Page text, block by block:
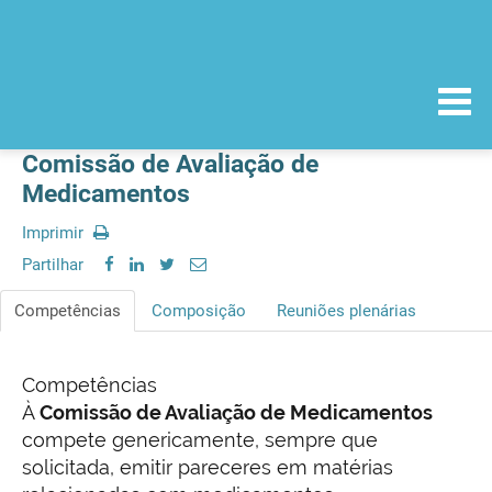
Comissão de Avaliação de
Medicamentos
Imprimir
Partilhar
Competências Composição Reuniões plenárias
Competências
ÀComissão de Avaliação de Medicamentos
compete genericamente, sempre que
solicitada, emitir pareceres em matérias